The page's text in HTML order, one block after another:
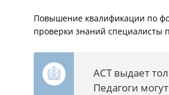
Повышение квалификации по
проверки знаний специалисты
АСТ выдает
Педагоги